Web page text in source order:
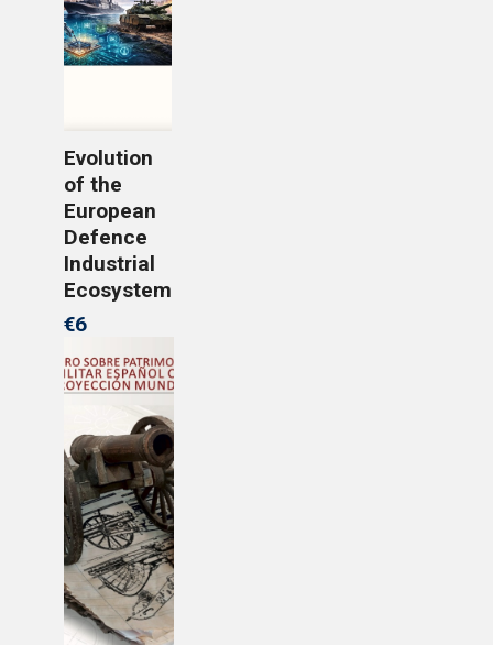
Evolution
of the
European
Defence
Industrial
Ecosystem
€6